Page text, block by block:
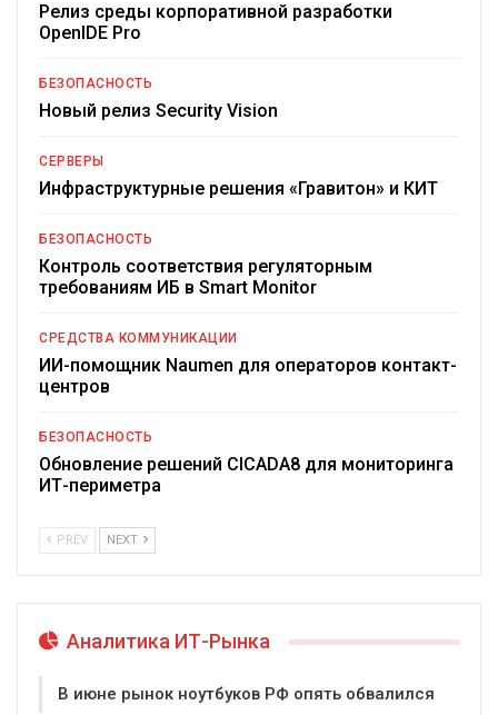
Релиз среды корпоративной разработки
OpenIDE Pro
БЕЗОПАСНОСТЬ
Новый релиз Security Vision
СЕРВЕРЫ
Инфраструктурные решения «Гравитон» и КИТ
БЕЗОПАСНОСТЬ
Контроль соответствия регуляторным
требованиям ИБ в Smart Monitor
СРЕДСТВА КОММУНИКАЦИИ
ИИ-помощник Naumen для операторов контакт-
центров
БЕЗОПАСНОСТЬ
Обновление решений CICADA8 для мониторинга
ИТ-периметра
PREV NEXT
Аналитика ИТ-Рынка
В июне рынок ноутбуков РФ опять обвалился